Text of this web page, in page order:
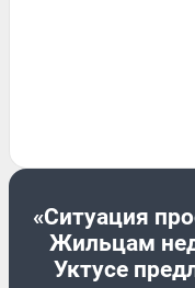
«Ситуация
Жильцам
Уктусе